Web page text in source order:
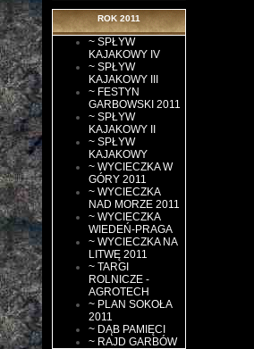
ROK 2011
~ SPŁYW
KAJAKOWY IV
~ SPŁYW
KAJAKOWY III
~ FESTYN
GARBOWSKI 2011
~ SPŁYW
KAJAKOWY II
~ SPŁYW
KAJAKOWY
~ WYCIECZKA W
GÓRY 2011
~ WYCIECZKA
NAD MORZE 2011
~ WYCIECZKA
WIEDEŃ-PRAGA
~ WYCIECZKA NA
LITWĘ 2011
~ TARGI
ROLNICZE -
AGROTECH
~ PLAN SOKOŁA
2011
~ DĄB PAMIĘCI
~ RAJD GARBÓW